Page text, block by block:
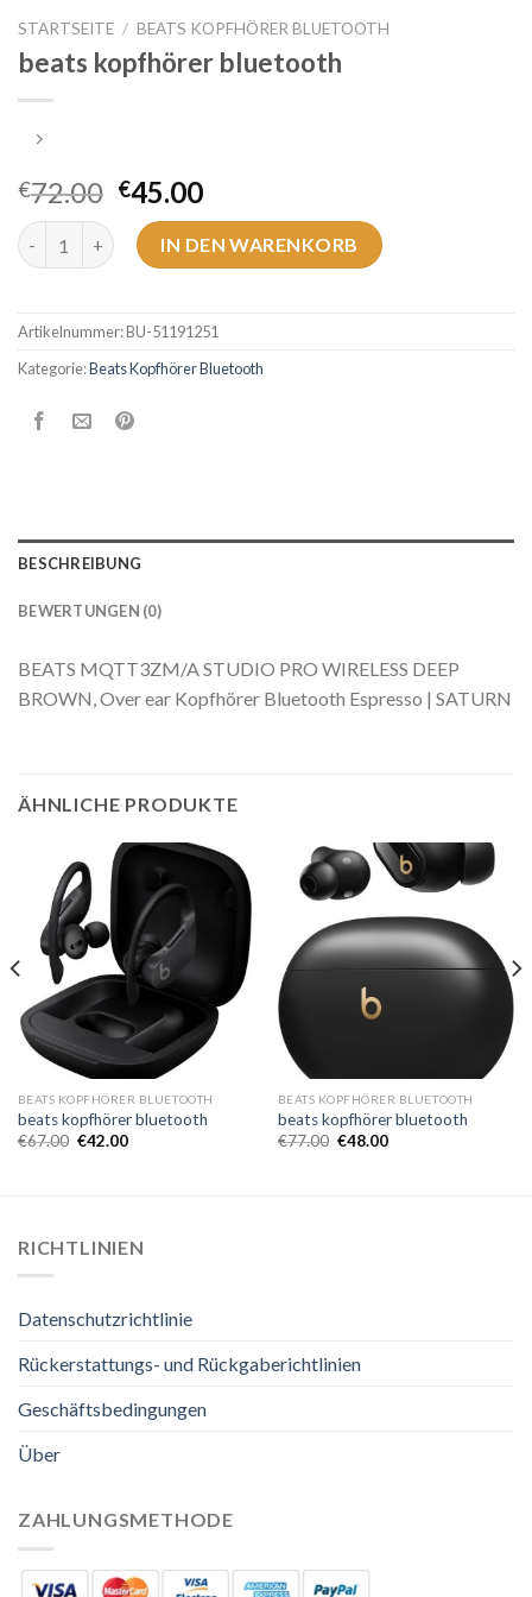
STARTSEITE / BEATS KOPFHÖRER BLUETOOTH
beats kopfhörer bluetooth
€72.00 €45.00
beats kopfhörer bluetooth Menge
IN DEN WARENKORB
Artikelnummer:BU-51191251
Kategorie:Beats Kopfhörer Bluetooth
BESCHREIBUNG
BEWERTUNGEN (0)
BEATS MQTT3ZM/A STUDIO PRO WIRELESS DEEP
BROWN, Over ear Kopfhörer Bluetooth Espresso | SATURN
ÄHNLICHE PRODUKTE
BEATS KOPFHÖRER BLUETOOTH
beats kopfhörer bluetooth
€67.00 €42.00
BEATS KOPFHÖRER BLUETOOTH
beats kopfhörer bluetooth
€77.00 €48.00
RICHTLINIEN
Datenschutzrichtlinie
Rückerstattungs- und Rückgaberichtlinien
Geschäftsbedingungen
Über
ZAHLUNGSMETHODE